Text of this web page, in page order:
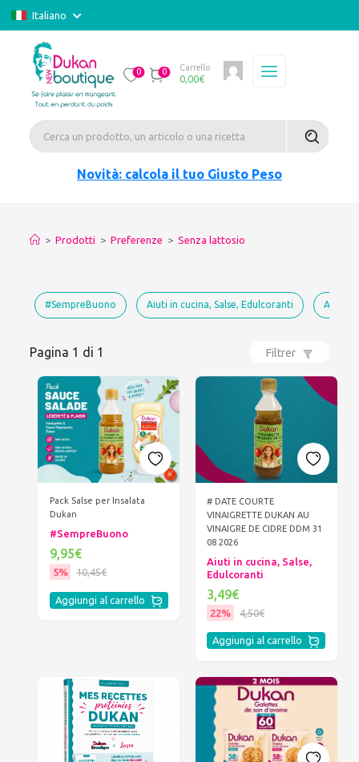
Italiano
0 0 Carrello
0,00€
Novità: calcola il tuo Giusto Peso
> Prodotti > Preferenze > Senza lattosio
#SempreBuono Aiuti in cucina, Salse, Edulcoranti
Pagina 1 di 1 Filtrer
Pack Salse per Insalata
Dukan
#SempreBuono
9,95€
5% 10,45€
Aggiungi al carrello
# DATE COURTE
VINAIGRETTE DUKAN AU
VINAIGRE DE CIDRE DDM 31
08 2026
Aiuti in cucina, Salse,
Edulcoranti
3,49€
22% 4,50€
Aggiungi al carrello